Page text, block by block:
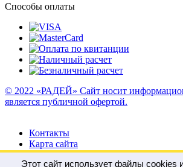
Способы оплаты
© 2022 «РАДЕЙ» Сайт носит
является публичной офертой.
Контакты
Карта сайта
Этот сайт использует файлы cookies